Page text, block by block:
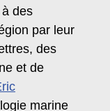
des
par leur
des
et de
marine